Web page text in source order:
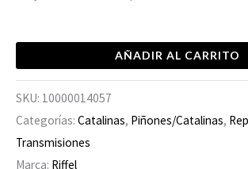
AÑADIR AL CARRITO
SKU: 10000014057
Categorías: Catalinas, Piñones/Catalinas,
Transmisiones
Marca: Riffel